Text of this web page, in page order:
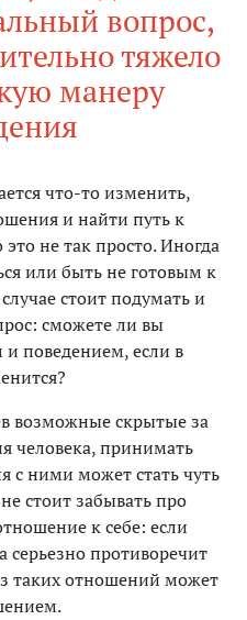
вопрос,
тяжело
манеру
что-то изменить,
и найти путь к
не так просто. Иногда
или быть не готовым к
стоит подумать и
сможете ли вы
и поведением, если в
возможные скрытые за
человека, принимать
с ними может стать чуть
стоит забывать про
к себе: если
серьезно противоречит
таких отношений может